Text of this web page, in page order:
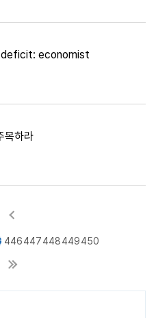
economist
목하라
446447448449450